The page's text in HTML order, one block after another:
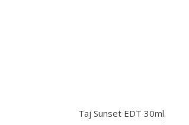
Taj Sunset EDT 30ml.